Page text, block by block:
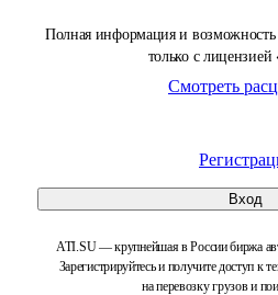
Полная информация и возможность
только с лицензией
Смотреть
Вход
ATI.SU — крупнейшая в России биржа
Зарегистрируйтесь и получите доступ к
на перевозку грузов и